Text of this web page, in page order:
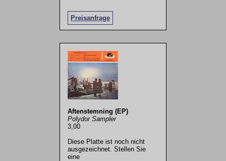
Preisanfrage
Aftenstemning (EP)
Polydor Sampler
3,00
Diese Platte ist noch nicht
ausgezeichnet. Stellen Sie
eine